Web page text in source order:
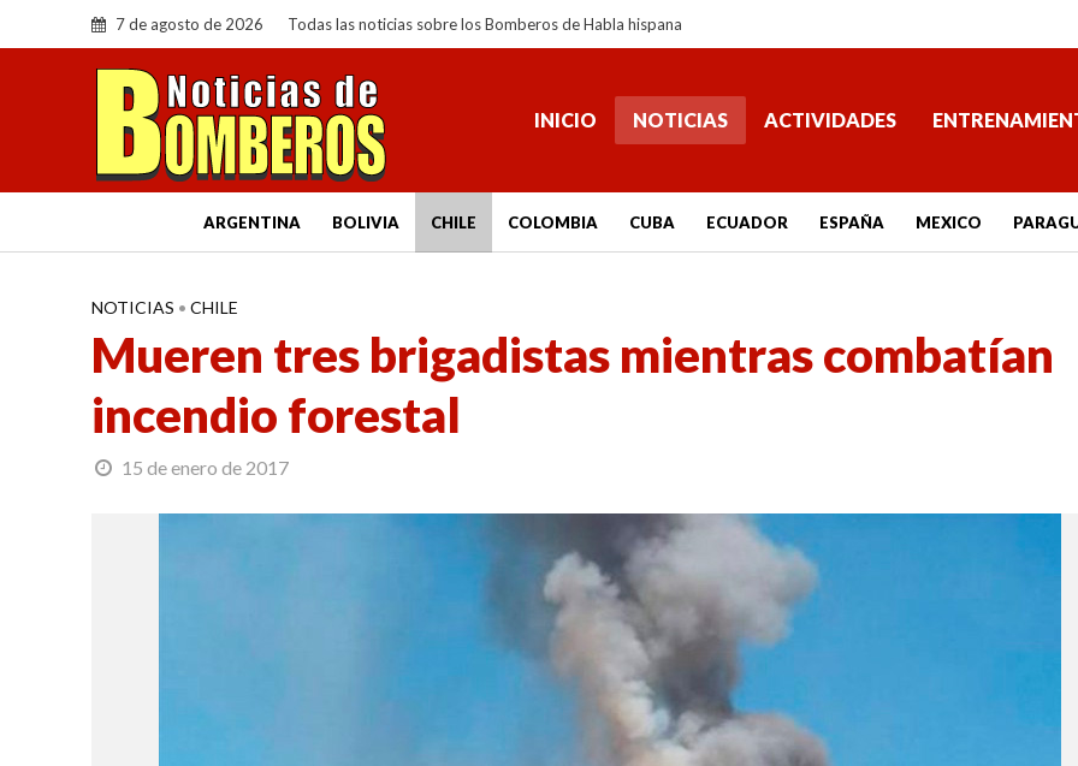
7 de agosto de 2026 Todas las noticias sobre los Bomberos de Habla hispana
INICIO NOTICIAS ACTIVIDADES
ARGENTINA BOLIVIA CHILE COLOMBIA CUBA ECUADOR ESPAÑA MEXICO
NOTICIAS • CHILE
Mueren tres brigadistas mientras combatían
incendio forestal
15 de enero de 2017